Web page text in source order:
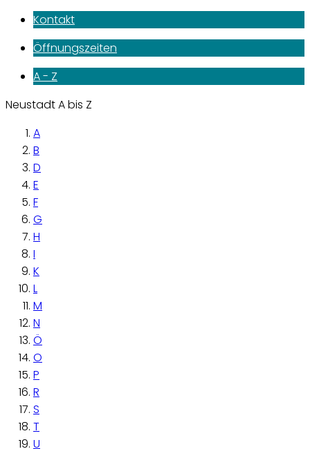
Kontakt
Öffnungszeiten
A - Z
Neustadt A bis Z
A
B
D
E
F
G
H
I
K
L
M
N
Ö
O
P
R
S
T
U